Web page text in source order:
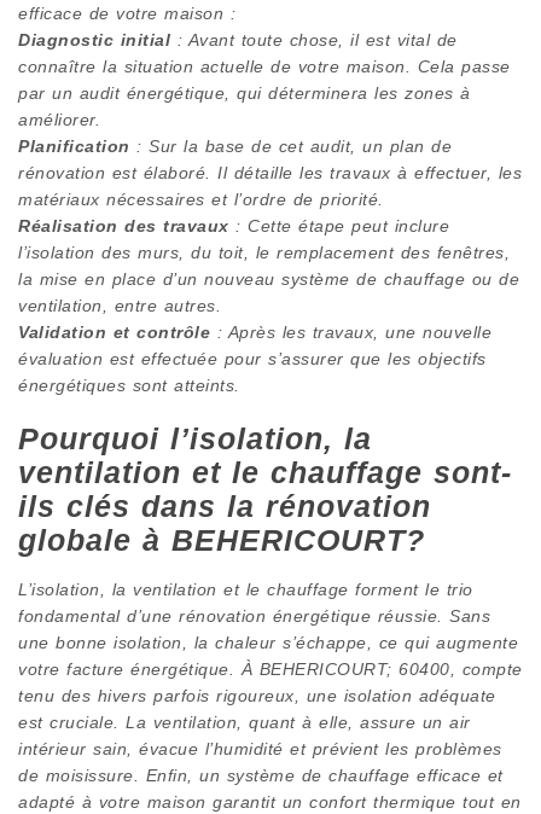
efficace de votre maison :
Diagnostic initial : Avant toute chose, il est vital de
connaître la situation actuelle de votre maison. Cela passe
par un audit énergétique, qui déterminera les zones à
améliorer.
Planification : Sur la base de cet audit, un plan de
rénovation est élaboré. Il détaille les travaux à effectuer, les
matériaux nécessaires et l’ordre de priorité.
Réalisation des travaux : Cette étape peut inclure
l’isolation des murs, du toit, le remplacement des fenêtres,
la mise en place d’un nouveau système de chauffage ou de
ventilation, entre autres.
Validation et contrôle : Après les travaux, une nouvelle
évaluation est effectuée pour s’assurer que les objectifs
énergétiques sont atteints.
Pourquoi l’isolation, la
ventilation et le chauffage sont-
ils clés dans la rénovation
globale à BEHERICOURT?
L’isolation, la ventilation et le chauffage forment le trio
fondamental d’une rénovation énergétique réussie. Sans
une bonne isolation, la chaleur s’échappe, ce qui augmente
votre facture énergétique. À BEHERICOURT; 60400, compte
tenu des hivers parfois rigoureux, une isolation adéquate
est cruciale. La ventilation, quant à elle, assure un air
intérieur sain, évacue l’humidité et prévient les problèmes
de moisissure. Enfin, un système de chauffage efficace et
adapté à votre maison garantit un confort thermique tout en